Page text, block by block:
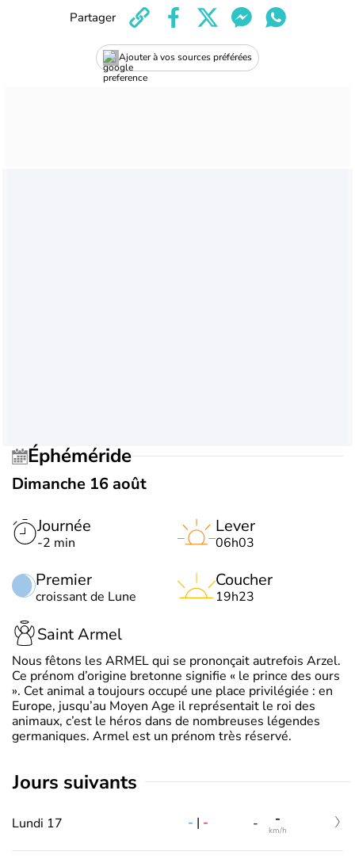
Ajouter à vos sources préférées
Partager
Éphéméride
Dimanche 16 août
Journée
-2 min
Premier
croissant de Lune
Lever
06h03
Coucher
19h23
Saint Armel
Nous fêtons les ARMEL qui se prononçait autrefois Arzel.
Ce prénom d’origine bretonne signifie « le prince des ours
». Cet animal a toujours occupé une place privilégiée : en
Europe, jusqu’au Moyen Age il représentait le roi des
animaux, c’est le héros dans de nombreuses légendes
germaniques. Armel est un prénom très réservé.
jours suivants
Lundi 17 - | - - -
km/h